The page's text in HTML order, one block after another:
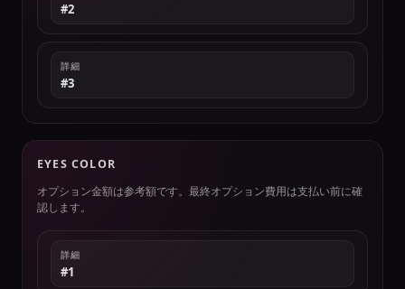
#2
詳細
#3
EYES COLOR
オプション金額は参考額です。最終オプション費用は支払い前に確
認します。
詳細
#1